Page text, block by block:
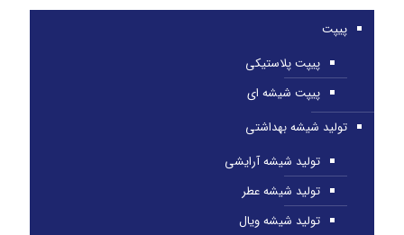
پیپت
پیپت پلاستیکی
پیپت شیشه ای
تولید شیشه بهداشتی
تولید شیشه آرایشی
تولید شیشه عطر
تولید شیشه ویال